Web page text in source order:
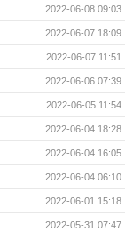
2022-06-08 09:03
2022-06-07 18:09
2022-06-07 11:51
2022-06-06 07:39
2022-06-05 11:54
2022-06-04 18:28
2022-06-04 16:05
2022-06-04 06:10
2022-06-01 15:18
2022-05-31 07:47